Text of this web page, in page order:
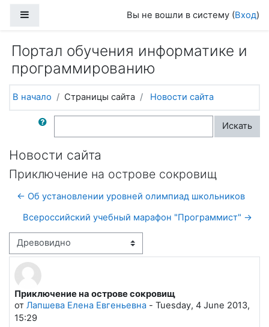
Вы не вошли в систему (Вход)
Портал обучения информатике и
программированию
В начало Страницы сайта Новости сайта
Поиск по форумам Искать
Новости сайта
Приключение на острове сокровищ
← Об установлении уровней олимпиад школьников
Всероссийский учебный марафон "Программист" →
Режим отображения
Приключение на острове сокровищ
от Лапшева Елена Евгеньевна - Tuesday, 4 June 2013,
15:29
Количество ответов: 0